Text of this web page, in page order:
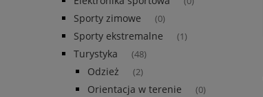
Sporty zimowe (0)
Sporty ekstremalne (1)
Turystyka (48)
Odzież (2)
Orientacja w terenie (0)